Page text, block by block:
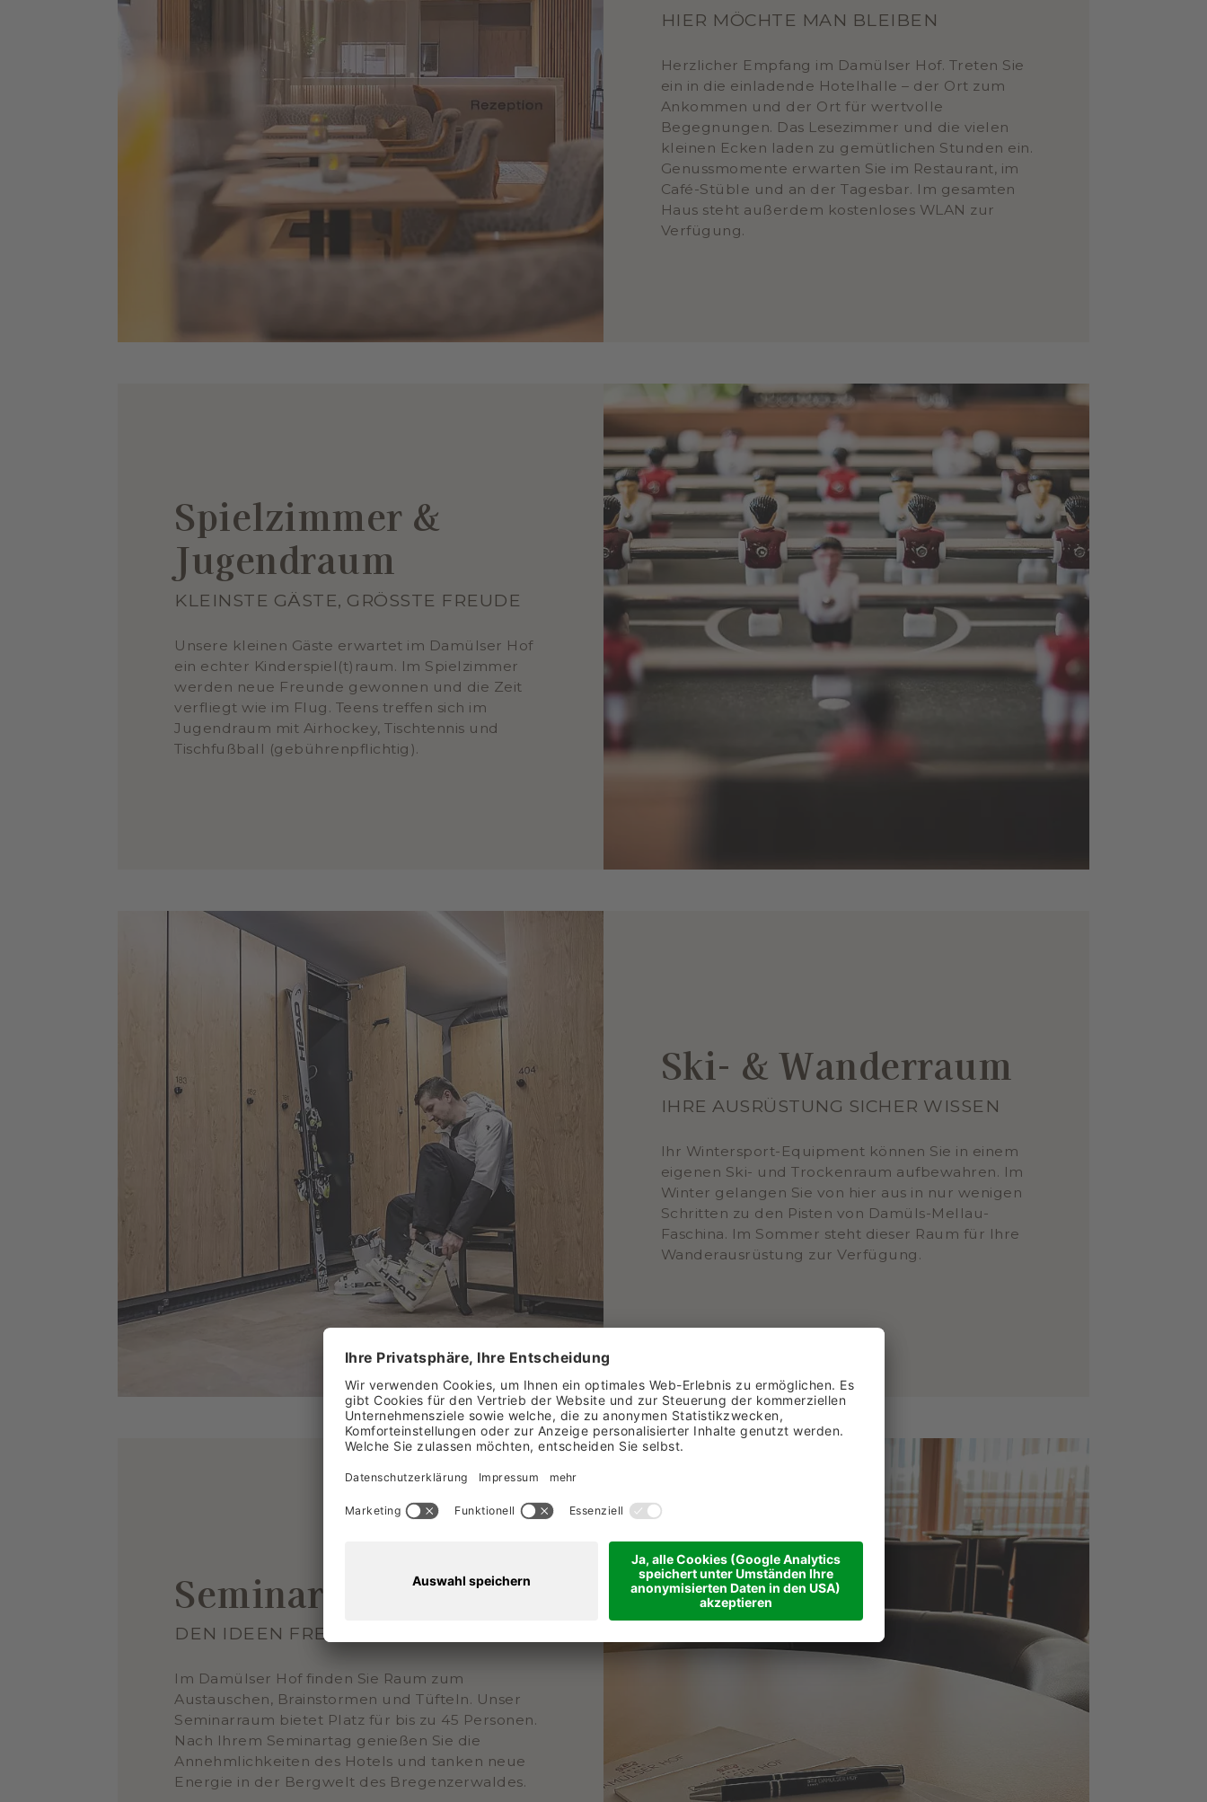
HIER MÖCHTE MAN BLEIBEN
Herzlicher Empfang im Damülser Hof. Treten Sie
ein in die einladende Hotelhalle – der Ort zum
Ankommen und der Ort für wertvolle
Begegnungen. Das Lesezimmer und die vielen
kleinen Ecken laden zu gemütlichen Stunden ein.
Genussmomente erwarten Sie im Restaurant, im
Café-Stüble und an der Tagesbar. Im gesamten
Haus steht außerdem kostenloses WLAN zur
Verfügung.
Spielzimmer &
Jugendraum
KLEINSTE GÄSTE, GRÖSSTE FREUDE
Unsere kleinen Gäste erwartet im Damülser Hof
ein echter Kinderspiel(t)raum. Im Spielzimmer
werden neue Freunde gewonnen und die Zeit
verfliegt wie im Flug. Teens treffen sich im
Jugendraum mit Airhockey, Tischtennis und
Tischfußball (gebührenpflichtig).
Ski- & Wanderraum
IHRE AUSRÜSTUNG SICHER WISSEN
Ihr Wintersport-Equipment können Sie in einem
eigenen Ski- und Trockenraum aufbewahren. Im
Winter gelangen Sie von hier aus in nur wenigen
Schritten zu den Pisten von Damüls-Mellau-
Faschina. Im Sommer steht dieser Raum für Ihre
Wanderausrüstung zur Verfügung.
Seminarraum
DEN IDEEN FREIEN LAUF LASSEN
Im Damülser Hof finden Sie Raum zum
Austauschen, Brainstormen und Tüfteln. Unser
Seminarraum bietet Platz für bis zu 45 Personen.
Nach Ihrem Seminartag genießen Sie die
Annehmlichkeiten des Hotels und tanken neue
Energie in der Bergwelt des Bregenzerwaldes.